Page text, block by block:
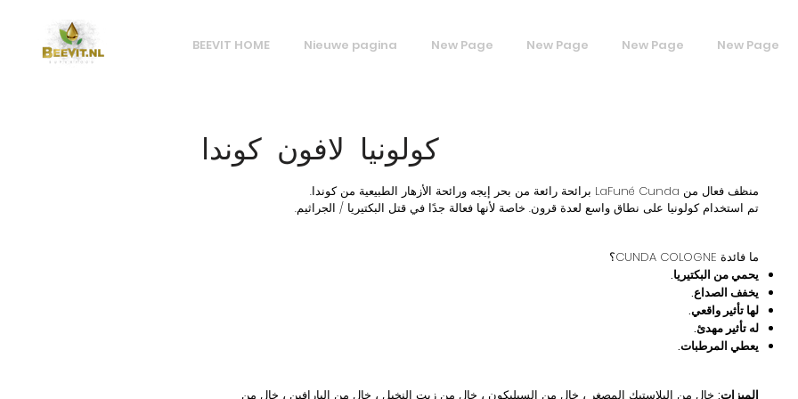
BEEVIT HOME Nieuwe pagina New Page New Page New Page New Page
كولونيا لافون كوندا
منظف فعال من LaFuné Cunda برائحة رائعة من بحر إيجه ورائحة الأزهار الطبيعية من كوندا.
تم استخدام كولونيا على نطاق واسع لعدة قرون. خاصة لأنها فعالة جدًا في قتل البكتيريا / الجراثيم.
ما فائدة CUNDA COLOGNE؟
يحمي من البكتيريا.
يخفف الصداع.
لها تأثير واقعي.
له تأثير مهدئ.
يعطي المرطبات.
الميزات: خالٍ من البلاستيك المصغر ، خالٍ من السيليكون ، خالٍ من زيت النخيل ، خالٍ من البارافين ، خالٍ من